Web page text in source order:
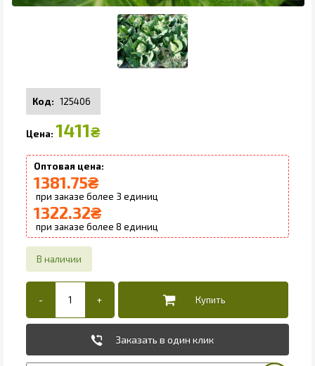
125406
1411₴
1381.75₴
3
1322.32₴
8
Заказать в один клик